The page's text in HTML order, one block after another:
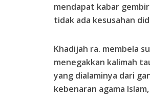
mendapat kabar
tidak ada kesusahan
Khadijah ra. membela
menegakkan kalimah
yang dialaminya dari
kebenaran agama